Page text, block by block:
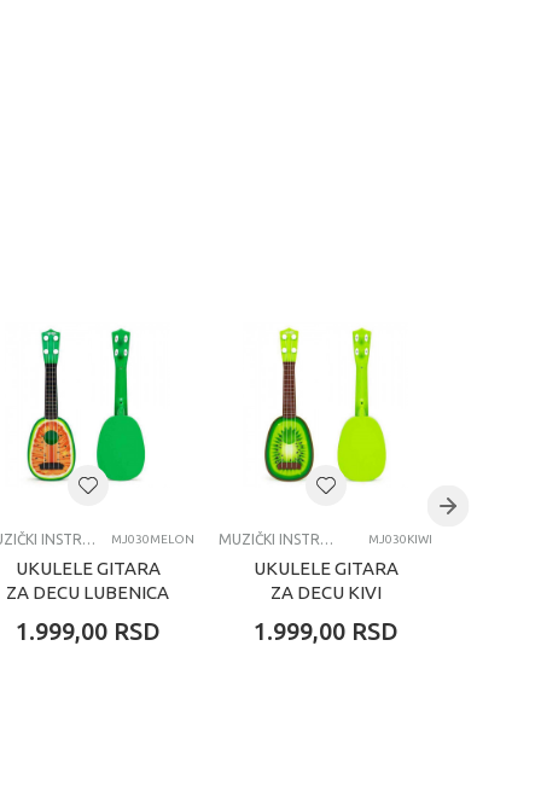
MUZIČKI INSTRUMENTI MJ030MELON
UKULELE GITARA
ZA DECU LUBENICA
1.999,00 RSD
MUZIČKI INSTRUMENTI MJ030KIWI
UKULELE GITARA
ZA DECU KIVI
1.999,00 RSD